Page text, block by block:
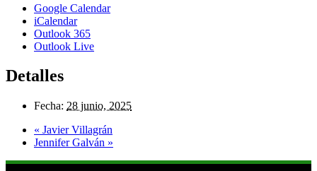
Google Calendar
iCalendar
Outlook 365
Outlook Live
Detalles
Fecha: 28 junio, 2025
« Javier Villagrán
Jennifer Galván »